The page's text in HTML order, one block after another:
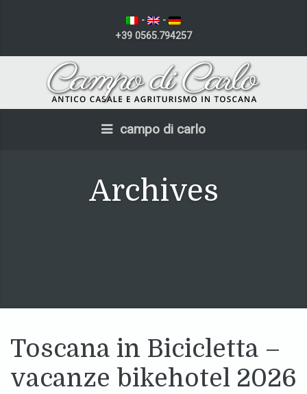
-
-
+39 0565.794257
campo di carlo
Archives
Toscana in Bicicletta –
vacanze bikehotel 2026